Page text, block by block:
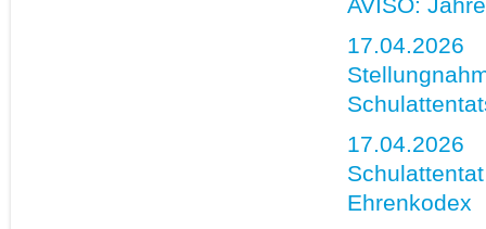
17.04.2026
17.04.2026
Ehrenkodex